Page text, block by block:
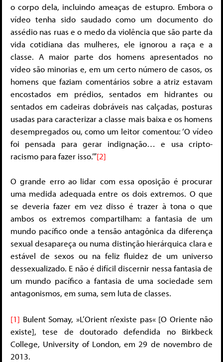
o corpo dela, incluindo ameaças de estupro. Embora o
vídeo tenha sido saudado como um documento do
assédio nas ruas e o medo da violência que são parte da
vida cotidiana das mulheres, ele ignorou a raça e a
classe. A maior parte dos homens apresentados no
vídeo são minorias e, em um certo número de casos, os
homens que faziam comentários sobre a atriz estavam
encostados em prédios, sentados em hidrantes ou
sentados em cadeiras dobráveis nas calçadas, posturas
usadas para caracterizar a classe mais baixa e os homens
desempregados ou, como um leitor comentou: ‘O vídeo
foi pensada para gerar indignação… e usa cripto-
racismo para fazer isso.’”[2]
O grande erro ao lidar com essa oposição é procurar
uma medida adequada entre os dois extremos. O que
se deveria fazer em vez disso é trazer à tona o que
ambos os extremos compartilham: a fantasia de um
mundo pacífico onde a tensão antagônica da diferença
sexual desapareça ou numa distinção hierárquica clara e
estável de sexos ou na feliz fluidez de um universo
dessexualizado. E não é difícil discernir nessa fantasia de
um mundo pacífico a fantasia de uma sociedade sem
antagonismos, em suma, sem luta de classes.
[1] Bulent Somay, »L’Orient n’existe pas« [O Oriente não
existe], tese de doutorado defendida no Birkbeck
College, University of London, em 29 de novembro de
2013.